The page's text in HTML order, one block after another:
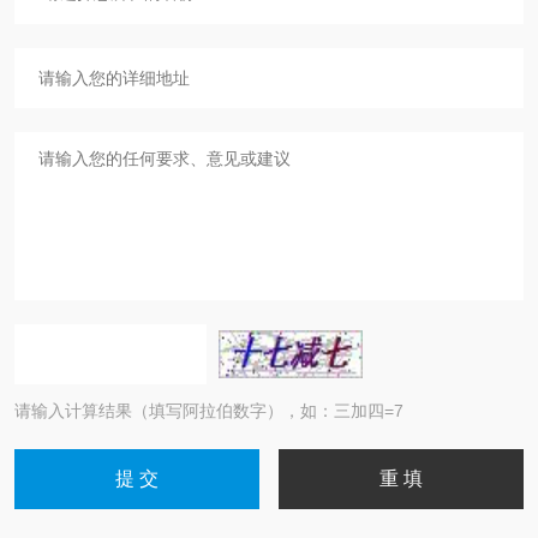
请输入计算结果（填写阿拉伯数字），如：三加四=7